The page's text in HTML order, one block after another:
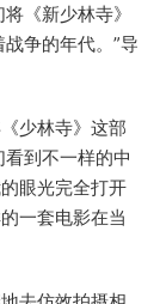
《新少林寺》
争的年代。”导
少林寺》这部
到不一样的中
眼光完全打开
一套电影在当